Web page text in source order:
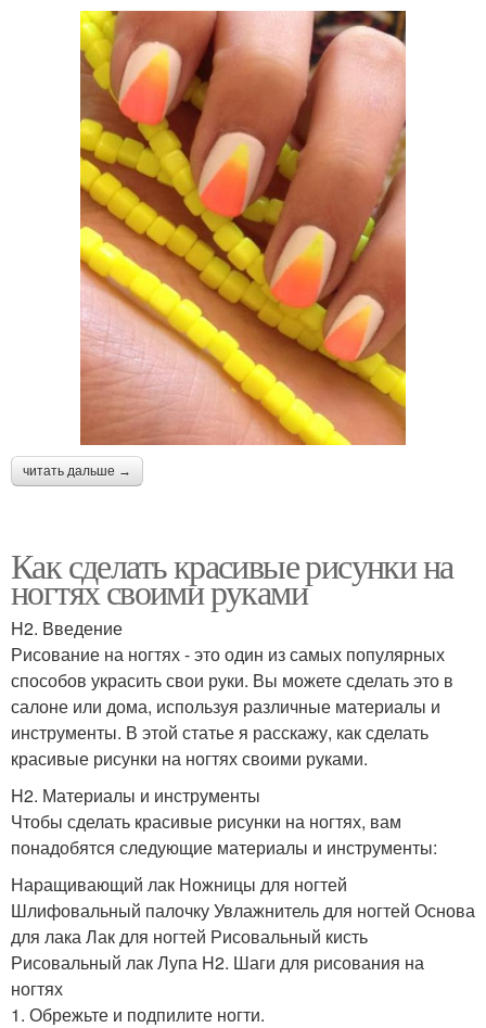
читать дальше →
Как сделать красивые рисунки на
ногтях своими руками
H2. Введение
Рисование на ногтях - это один из самых популярных
способов украсить свои руки. Вы можете сделать это в
салоне или дома, используя различные материалы и
инструменты. В этой статье я расскажу, как сделать
красивые рисунки на ногтях своими руками.
H2. Материалы и инструменты
Чтобы сделать красивые рисунки на ногтях, вам
понадобятся следующие материалы и инструменты:
Наращивающий лак Ножницы для ногтей
Шлифовальный палочку Увлажнитель для ногтей Основа
для лака Лак для ногтей Рисовальный кисть
Рисовальный лак Лупа H2. Шаги для рисования на
ногтях
1. Обрежьте и подпилите ногти.